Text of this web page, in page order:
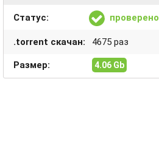
Статус: проверено
.torrent скачан: 4675 раз
Размер: 4.06 Gb